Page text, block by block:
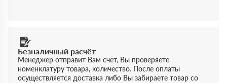
Безналичный расчёт
Менеджер отправит Вам счет, Вы проверяете
номенклатуру товара, количество. После оплаты
осуществляется доставка либо Вы забираете товар со